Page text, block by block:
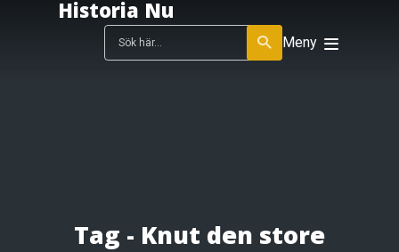
Historia Nu
Meny
Tag - Knut den store